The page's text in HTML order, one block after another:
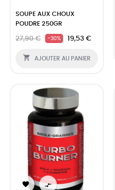
SOUPE AUX CHOUX
POUDRE 250GR
27,90 € -30% 19,53 €
 AJOUTER AU PANIER
 